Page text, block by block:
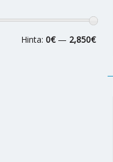
Hinta: 0€— 2,850€